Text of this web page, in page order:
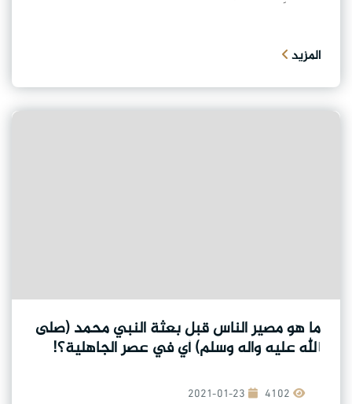
المزيد
ما هو مصير الناس قبل بعثة النبي محمد (صلى
الله عليه واله وسلم) أي في عصر الجاهلية؟!
2021-01-23